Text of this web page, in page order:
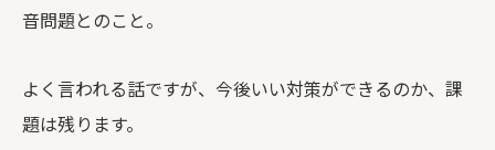
音問題とのこと。
よく言われる話ですが、今後いい対策ができるのか、課
題は残ります。